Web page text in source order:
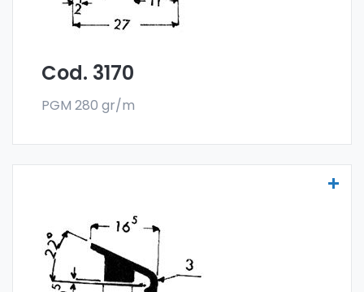
Cod. 3170
PGM 280 gr/m
Scheibenprofile Art. 3171
Die Scheibenprofile aus Aluminium werden
aus der Sonder-Legierung 6060 gefertigt